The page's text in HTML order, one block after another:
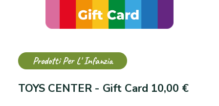
Prodotti Per L' Infanzia
TOYS CENTER - Gift Card 10,00 €